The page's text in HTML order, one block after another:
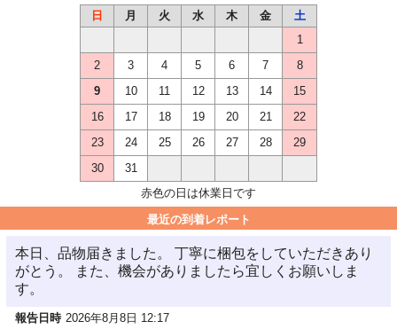
日
月 火 水 木 金
土
1
2
3 4 5 6 7
8
9
10 11 12 13 14
15
16
17 18 19 20 21
22
23
24 25 26 27 28
29
30
31
赤色の日は休業日です
最近の到着レポート
本日、品物届きました。 丁寧に梱包をしていただきあり
がとう。 また、機会がありましたら宜しくお願いしま
す。
報告日時 2026年8月8日 12:17